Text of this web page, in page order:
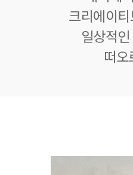
크리에이
일상적
떠